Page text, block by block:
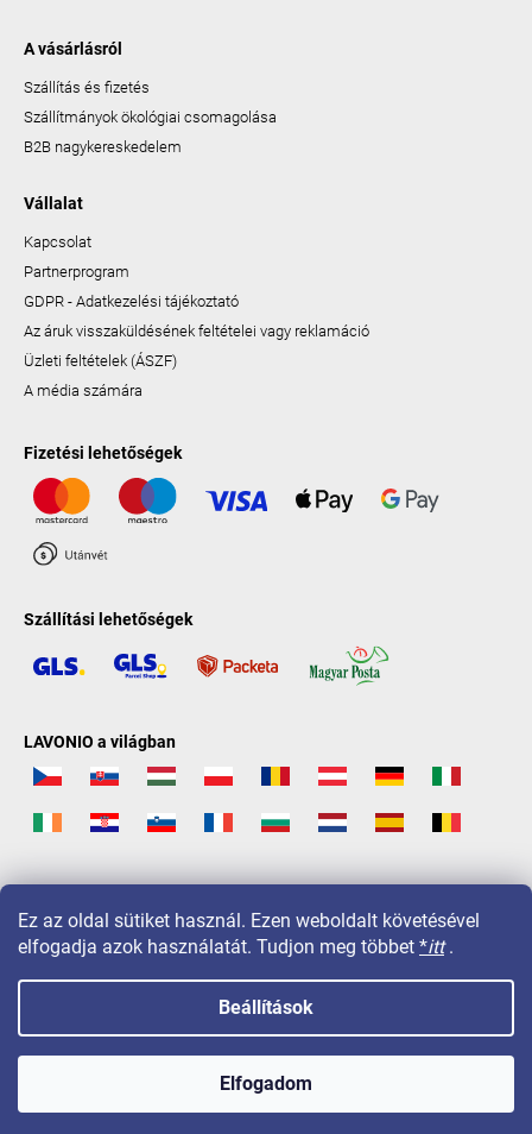
Ez az oldal sütiket használ. Ezen weboldalt követésével
elfogadja azok használatát. Tudjon meg többet *itt.
Beállítások
Elfogadom
A vásárlásról
Szállítás és fizetés
Szállítmányok ökológiai csomagolása
B2B nagykereskedelem
Vállalat
Kapcsolat
Partnerprogram
GDPR - Adatkezelési tájékoztató
Az áruk visszaküldésének feltételei vagy reklamáció
Üzleti feltételek (ÁSZF)
A média számára
Fizetési lehetőségek
Szállítási lehetőségek
LAVONIO a világban
Copyright 2026 LAVONIO.hu. Minden jog fenntartva.